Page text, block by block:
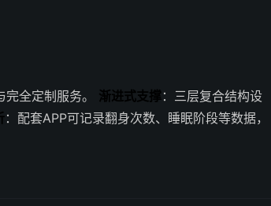
全定制服务。 渐进式支撑：三层复合结构设
：配套APP可记录翻身次数、睡眠阶段等数据，